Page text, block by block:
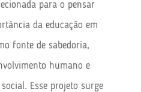
para o pensar
da educação em
fonte de sabedoria,
humano e
Esse projeto surge